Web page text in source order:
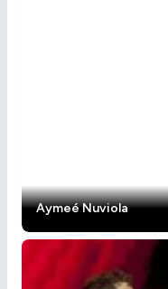
Aymeé Nuviola